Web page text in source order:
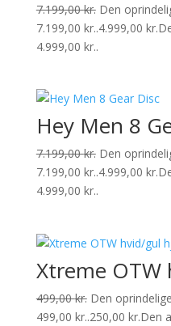
7.199,00kr. Den
7.199,00 kr..4.999,00 kr.
4.999,00 kr..
Hey Men 8
7.199,00kr. Den
7.199,00 kr..4.999,00 kr.
4.999,00 kr..
Xtreme
499,00kr. Den
499,00 kr..250,00 kr.Den